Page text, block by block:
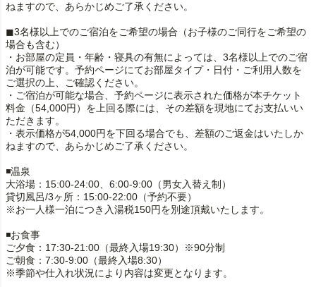
ねますので、あらかじめご了承ください。
◼︎3名様以上でのご宿泊をご希望の場合（お子様のご同行をご希望の
場合も含む）
・お部屋の定員・年齢・寝具の有無によっては、3名様以上でのご宿
泊が可能です。予約ページにてお部屋タイプ・日付・ご利用人数を
ご選択の上、ご確認ください。
・ご宿泊が可能な場合、予約ページに表示された価格が本チケット
料金（54,000円）を上回る際には、その差額を現地にてお支払いい
ただきます。
・表示価格が54,000円を下回る場合でも、差額のご返金はいたしか
ねますので、あらかじめご了承ください。
◾️温泉
大浴場：15:00-24:00、6:00-9:00（男女入替え制）
貸切風呂/3ヶ所：15:00-22:00（予約不要）
※お一人様一泊につき入湯税150円を別途頂戴いたします。
◾️お食事
ご夕食：17:30-21:00（最終入場19:30）※90分制
ご朝食：7:30-9:00（最終入場8:30）
※季節や仕入れ状況により内容は変更となります。